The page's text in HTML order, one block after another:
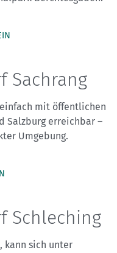
Sachrang
mit öffentlichen
Salzburg erreichbar –
Umgebung.
Schleching
kann sich unter